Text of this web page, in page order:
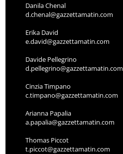
Danila Chenal
d.chenal@gazzettamatin.com
Erika David
e.david@gazzettamatin.com
Davide Pellegrino
d.pellegrino@gazzettamatin.com
Cinzia Timpano
c.timpano@gazzettamatin.com
Arianna Papalia
a.papalia@gazzettamatin.com
Thomas Piccot
t.piccot@gazzettamatin.com